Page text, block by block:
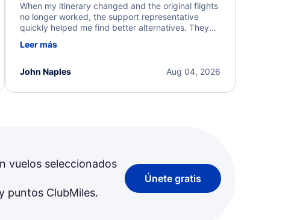
When my itinerary changed and the original flights
no longer worked, the support representative
quickly helped me find better alternatives. They
beyond to resolve the issue. I'm grateful for the
Leer más
Aug 04, 2026
John Naples
vuelos seleccionados
puntos ClubMiles.
Únete gratis